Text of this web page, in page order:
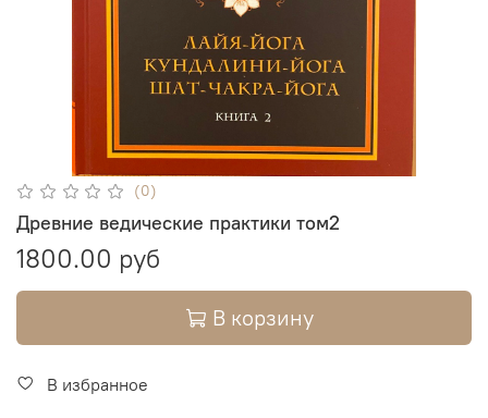
(0)
Древние ведические практики том2
1800.00 руб
В корзину
В избранное